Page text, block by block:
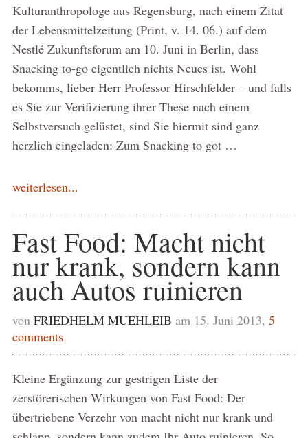
Kulturanthropologe aus Regensburg, nach einem Zitat
der Lebensmittelzeitung (Print, v. 14. 06.) auf dem
Nestlé Zukunftsforum am 10. Juni in Berlin, dass
Snacking to-go eigentlich nichts Neues ist. Wohl
bekomms, lieber Herr Professor Hirschfelder – und falls
es Sie zur Verifizierung ihrer These nach einem
Selbstversuch gelüstet, sind Sie hiermit sind ganz
herzlich eingeladen: Zum Snacking to got …
weiterlesen...
Fast Food: Macht nicht
nur krank, sondern kann
auch Autos ruinieren
von FRIEDHELM MUEHLEIB am 15. Juni 2013, 5
comments
Kleine Ergänzung zur gestrigen Liste der
zerstörerischen Wirkungen von Fast Food: Der
übertriebene Verzehr von macht nicht nur krank und